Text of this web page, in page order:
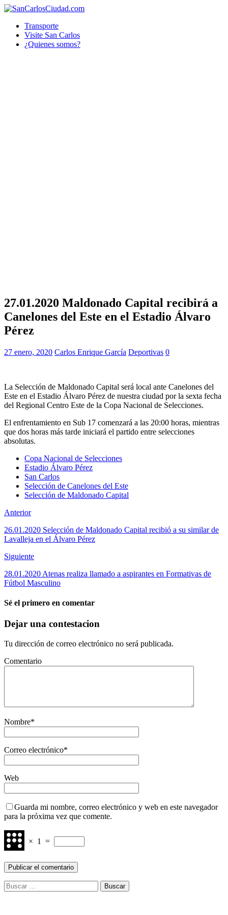
Transporte
Visite San Carlos
¿Quienes somos?
27.01.2020 Maldonado Capital recibirá a
Canelones del Este en el Estadio Álvaro
Pérez
27 enero, 2020 Carlos Enrique García Deportivas 0
La Selección de Maldonado Capital será local ante Canelones del
Este en el Estadio Álvaro Pérez de nuestra ciudad por la sexta fecha
del Regional Centro Este de la Copa Nacional de Selecciones.
El enfrentamiento en Sub 17 comenzará a las 20:00 horas, mientras
que dos horas más tarde iniciará el partido entre selecciones
absolutas.
Copa Nacional de Selecciones
Estadio Álvaro Pérez
San Carlos
Selección de Canelones del Este
Selección de Maldonado Capital
Anterior
26.01.2020 Selección de Maldonado Capital recibió a su similar de
Lavalleja en el Álvaro Pérez
Siguiente
28.01.2020 Atenas realiza llamado a aspirantes en Formativas de
Fútbol Masculino
Sé el primero en comentar
Dejar una contestacion
Tu dirección de correo electrónico no será publicada.
Comentario
Nombre*
Correo electrónico*
Web
Guarda mi nombre, correo electrónico y web en este navegador
para la próxima vez que comente.
× 1 =
Buscar: